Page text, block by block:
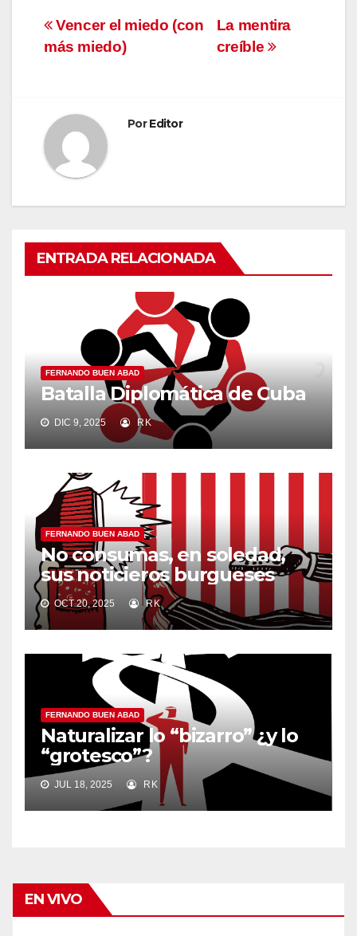
Navegación
de
La mentira
creíble
Vencer el miedo (con
más miedo)
PorEditor
ENTRADA RELACIONADA
FERNANDO BUEN ABAD
Batalla Diplomática de Cuba
DIC 9, 2025 RK
FERNANDO BUEN ABAD
No consumas, en soledad,
sus noticieros burgueses
OCT 20, 2025 RK
FERNANDO BUEN ABAD
Naturalizar lo “bizarro” ¿y lo
“grotesco”?
JUL 18, 2025 RK
EN VIVO